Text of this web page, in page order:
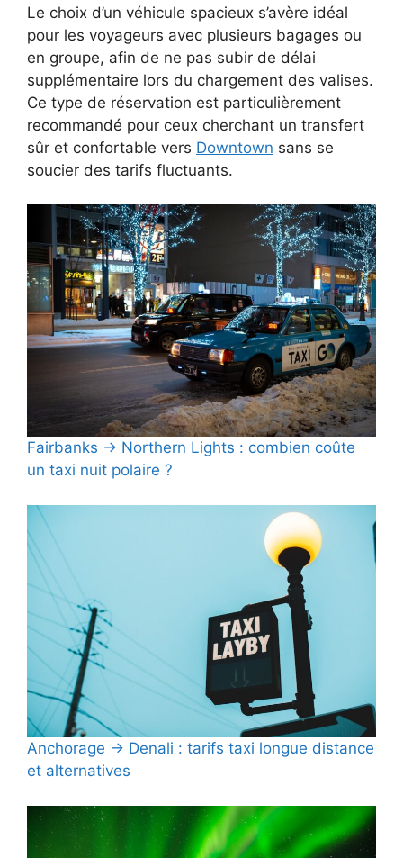
Le choix d’un véhicule spacieux s’avère idéal
pour les voyageurs avec plusieurs bagages ou
en groupe, afin de ne pas subir de délai
supplémentaire lors du chargement des valises.
Ce type de réservation est particulièrement
recommandé pour ceux cherchant un transfert
sûr et confortable vers Downtown sans se
soucier des tarifs fluctuants.
Fairbanks → Northern Lights : combien coûte
un taxi nuit polaire ?
Anchorage → Denali : tarifs taxi longue distance
et alternatives